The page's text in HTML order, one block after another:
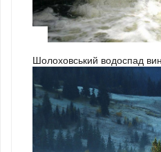
Шолоховський водоспад